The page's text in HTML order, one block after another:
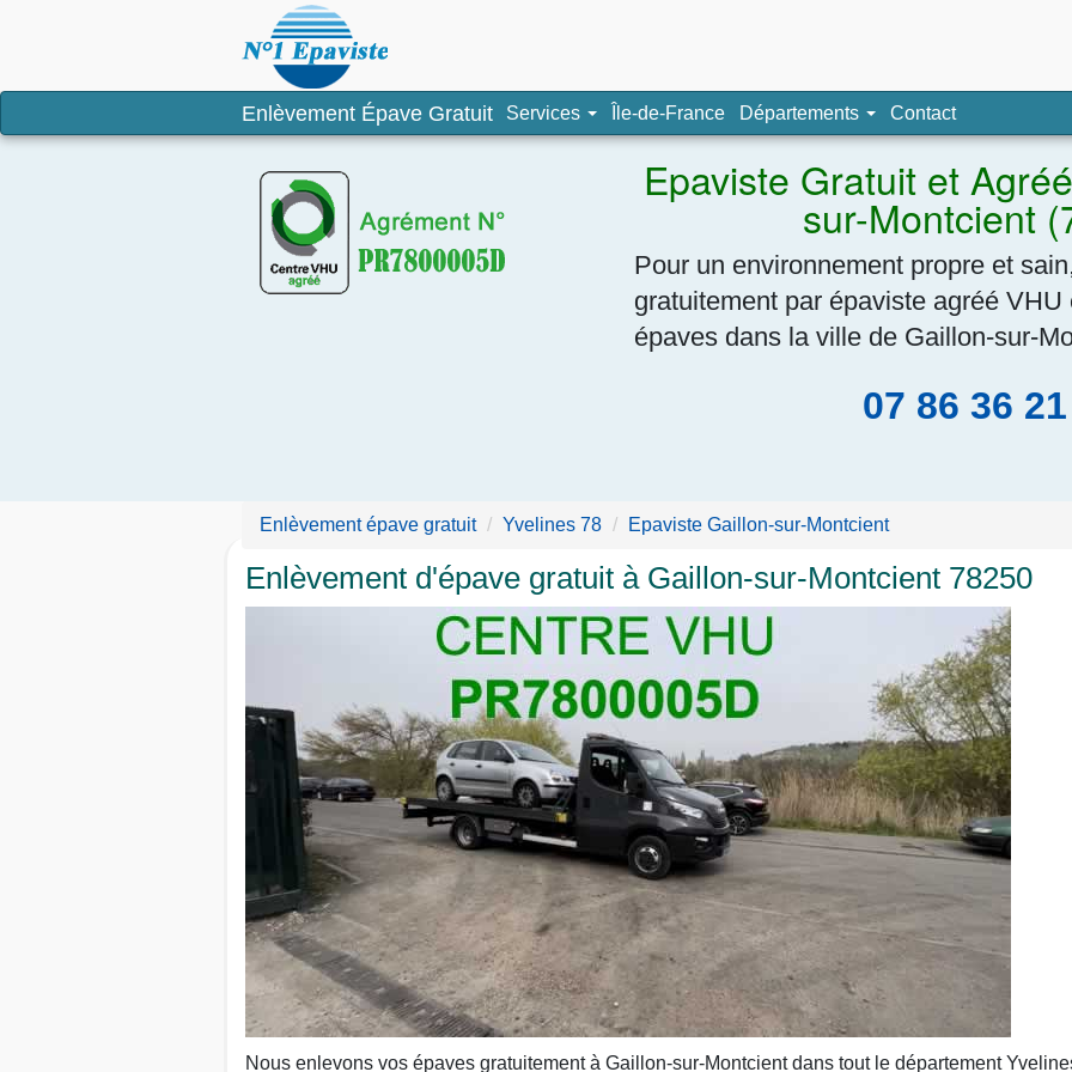
Enlèvement Épave Gratuit Services Île-de-France Départements
Navigation
Contact
Epaviste Gratuit et
sur-Montcient
Pour un environnement propre et
gratuitement par épaviste agréé
épaves dans la ville de Gaillon-sur-
07 86 36
Enlèvement épave gratuit Yvelines 78 Epaviste Gaillon-sur-Montcient
Enlèvement d'épave gratuit à Gaillon-sur-Montcient 78250
Nous enlevons vos épaves gratuitement à Gaillon-sur-Montcient dans tout le département